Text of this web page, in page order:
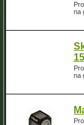
na
na